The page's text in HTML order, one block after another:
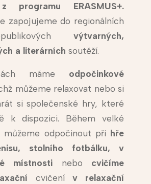
programu ERASMUS+.
zapojujeme do regionálních
výtvarných,
a literárních soutěží.
máme odpočinkové
můžeme relaxovat nebo si
si společenské hry, které
k dispozici. Během velké
můžeme odpočinout při hře
stolního fotbálku, v
místnosti nebo cvičíme
cvičenív relaxační